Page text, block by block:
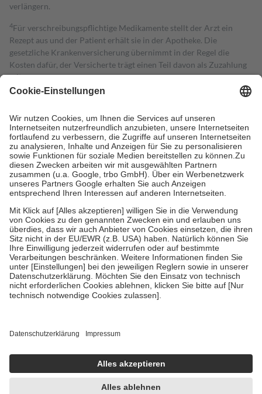
verlängern.
4Für verschreibungspflichtige Medikamente stellt der Arzt ein
Rezept aus und der Patient erhält sie in der Apotheke. Die
gesetzliche Krankenversicherung übernimmt in der Regel die
Kosten dafür, der Versicherte trägt einen Teil davon als Zuzahlung
mit.
Grundsätzlich leisten Mitglieder Zuzahlungen in Höhe von zehn
höchstens zehn Euro.
Es sind jedoch nie mehr als die tatsächlichen
Kosten der Leistung zu entrichten.
Diese Regeln gelten grundsätzlich auch für Online-Apotheken.
Bei Heilmitteln und häuslicher Krankenpflege beträgt die
Zuzahlung zehn Prozent der Kosten sowie zehn Euro je
Verordnung.
Um das Engagement der Versicherten für ihre eigene Gesundheit zu
stärken und die besondere Stellung der Familie zu unterstützen,
fallenkeine Zuzahlungenan bei:
• Kindern und Jugendlichen bis zum vollendeten 18. Lebensjahr
mit Ausnahme der Fahrkosten
• Untersuchungen zur Vorsorge und Früherkennung, die von der
GKV getragen werden
• empfohlenen Schutzimpfungen
• Harn- und Blutteststreifen
getroffen, um sicherzustellen, dass es sich um echte Bewertungen
https://help.etrusted.com/hc/de/articles/4419944605341
Einige Bilder und Inhalte wurden unter Zuhilfenahme künstlicher